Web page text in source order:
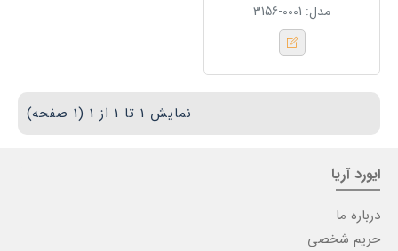
مدل: 3156-0001
نمایش 1 تا 1 از 1 (1 صفحه)
ایورد آریا
درباره ما
حریم شخصی